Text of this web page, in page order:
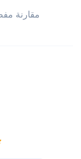
مقارنة